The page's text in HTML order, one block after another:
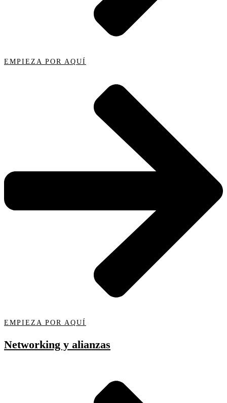
EMPIEZA POR AQUÍ
EMPIEZA POR AQUÍ
Networking y alianzas